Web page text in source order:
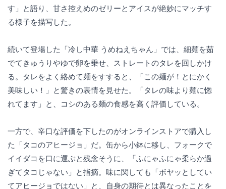
す」と語り、甘さ控えめのゼリーとアイスが絶妙にマッチす
る様子を描写した。
続いて登場した「冷し中華 うめねえちゃん」では、細麺を茹
でてきゅうりやゆで卵を乗せ、ストレートのタレを回しかけ
る。タレをよく絡めて麺をすすると、「この麺が！とにかく
美味しい！」と驚きの表情を見せた。「タレの味より麺に惚
れてます」と、コシのある麺の食感を高く評価している。
一方で、辛口な評価を下したのがオンラインストアで購入し
た「タコのアヒージョ」だ。缶から小鉢に移し、フォークで
イイダコを口に運ぶと残念そうに、「ふにゃふにゃ柔らか過
ぎてタコじゃない」と指摘。味に関しても「ボヤッとしてい
てアヒージョではない」と、自身の期待とは異なったことを